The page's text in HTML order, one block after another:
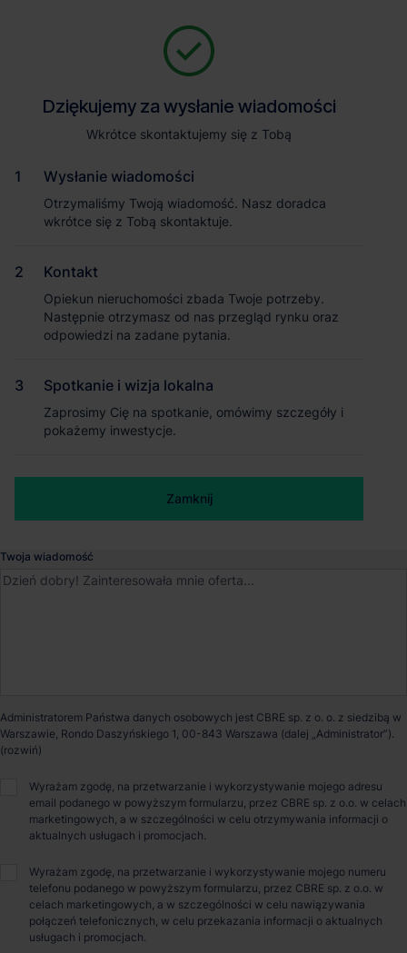
Magazyn REINO IO Bielsko-Biała Park
Opiekun nieruchomości
Bartosz Szlęzak
Powierzchnia parku
O parku
Panattoni Park Bielsko-Biała II to nowoczesny obiekt
Dziękujemy za wysłanie wiadomości
Wkrótce skontaktujemy się z Tobą
Wysłanie wiadomości
Otrzymaliśmy Twoją wiadomość. Nasz doradca
wkrótce się z Tobą skontaktuje.
Kontakt
Opiekun nieruchomości zbada Twoje potrzeby.
Następnie otrzymasz od nas przegląd rynku oraz
odpowiedzi na zadane pytania.
Spotkanie i wizja lokalna
Zaprosimy Cię na spotkanie, omówimy szczegóły i
pokażemy inwestycje.
Zamknij
Jesteśmy tu, żeby Ci pomóc. Niezależnie od tego, na jakim etapie
pomożemy Ci wybrać najlepszą ofertę. Napisz do nas!
Imię i nazwisko
Nazwa firmy
Email służbowy
Twoja wiadomość
Administratorem Państwa danych osobowych jest CBRE sp. z o. o. z siedzibą w
Warszawie, Rondo Daszyńskiego 1, 00-843 Warszawa (dalej „Administrator”).
Wyrażam zgodę, na przetwarzanie i wykorzystywanie mojego adresu
email podanego w powyższym formularzu, przez CBRE sp. z o.o. w celach
marketingowych, a w szczególności w celu otrzymywania informacji o
aktualnych usługach i promocjach.
Wyrażam zgodę, na przetwarzanie i wykorzystywanie mojego numeru
telefonu podanego w powyższym formularzu, przez CBRE sp. z o.o. w
celach marketingowych, a w szczególności w celu nawiązywania
połączeń telefonicznych, w celu przekazania informacji o aktualnych
usługach i promocjach.
Dziękujemy za wysłanie wiadomości
Wkrótce skontaktujemy się z Tobą
Wysłanie wiadomości
Otrzymaliśmy Twoją wiadomość. Nasz doradca
wkrótce się z Tobą skontaktuje.
Kontakt
Opiekun nieruchomości zbada Twoje potrzeby.
Następnie otrzymasz od nas przegląd rynku oraz
odpowiedzi na zadane pytania.
Spotkanie i wizja lokalna
Zaprosimy Cię na spotkanie, omówimy szczegóły i
pokażemy inwestycje.
Zamknij